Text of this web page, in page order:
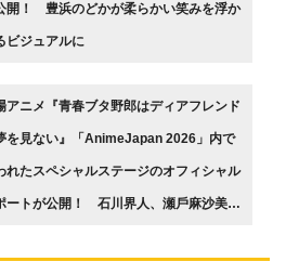
開！ 豊浜のどかが柔らかい笑みを浮か
ビジュアルに
アニメ『⻘春ブタ野郎はディアフレンド
を⾒ない』「AnimeJapan 2026」内で
れたスペシャルステージのオフィシャル
ートが公開！ ⽯川界⼈、瀬⼾⿇沙美、